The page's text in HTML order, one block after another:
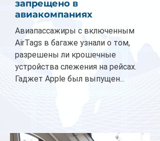
запрещено в
авиакомпаниях
Авиапассажиры с включенным
AirTags в багаже узнали о том,
разрешены ли крошечные
устройства слежения на рейсах.
Гаджет Apple был выпущен...